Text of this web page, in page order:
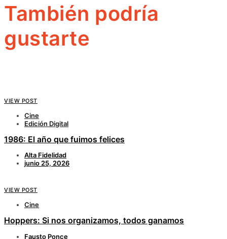
También podría
gustarte
VIEW POST
Cine
Edición Digital
1986: El año que fuimos felices
Alta Fidelidad
junio 25, 2026
VIEW POST
Cine
Hoppers: Si nos organizamos, todos ganamos
Fausto Ponce